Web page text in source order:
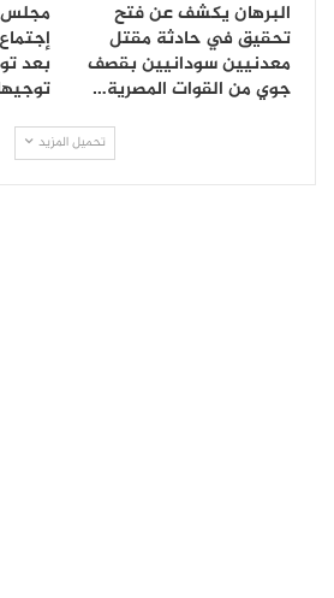
البرهان يكشف عن فتح
تحقيق في حادثة مقتل
معدنيين سودانيين بقصف
جوي من القوات المصرية…
مجلس
بعد
تحميل المزيد